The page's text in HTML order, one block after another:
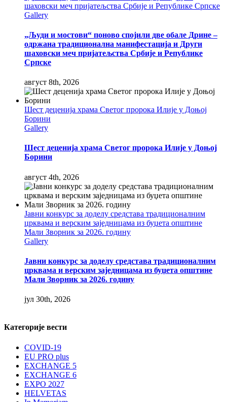
шаховски меч пријатељства Србије и Републике Српске
Gallery
„Људи и мостови“ поново спојили две обале Дрине –
одржана традиционална манифестација и Други
шаховски меч пријатељства Србије и Републике
Српске
август 8th, 2026
Шест деценија храма Светог пророка Илије у Доњој
Борини
Gallery
Шест деценија храма Светог пророка Илије у Доњој
Борини
август 4th, 2026
Јавни конкурс за доделу средстава традиционалним
црквама и верским заједницама из буџета општине
Мали Зворник за 2026. годину
Gallery
Јавни конкурс за доделу средстава традиционалним
црквама и верским заједницама из буџета општине
Мали Зворник за 2026. годину
јул 30th, 2026
Категорије вести
COVID-19
EU PRO plus
EXCHANGE 5
EXCHANGE 6
EXPO 2027
HELVETAS